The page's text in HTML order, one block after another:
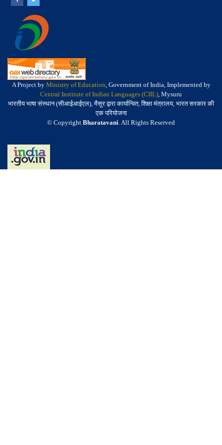
A Project by Ministry of Education, Government of India, Implemented by
Central Institute of Indian Languages (CIIL), Mysuru
भारतीय भाषा संस्थान (सीआईआईएल), मैसूर द्वारा कार्यान्वित, शिक्षा मंत्रालय, भारत सरकार की
एक परियोजना
© Copyright Bharatavani. All Rights Reserved